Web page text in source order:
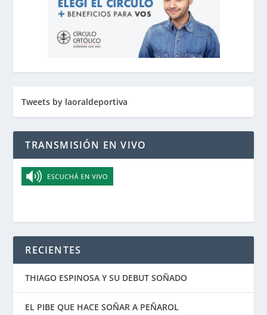
Tweets by laoraldeportiva
TRANSMISIÓN EN VIVO
RECIENTES
THIAGO ESPINOSA Y SU DEBUT SOÑADO
EL PIBE QUE HACE SOÑAR A PEÑAROL